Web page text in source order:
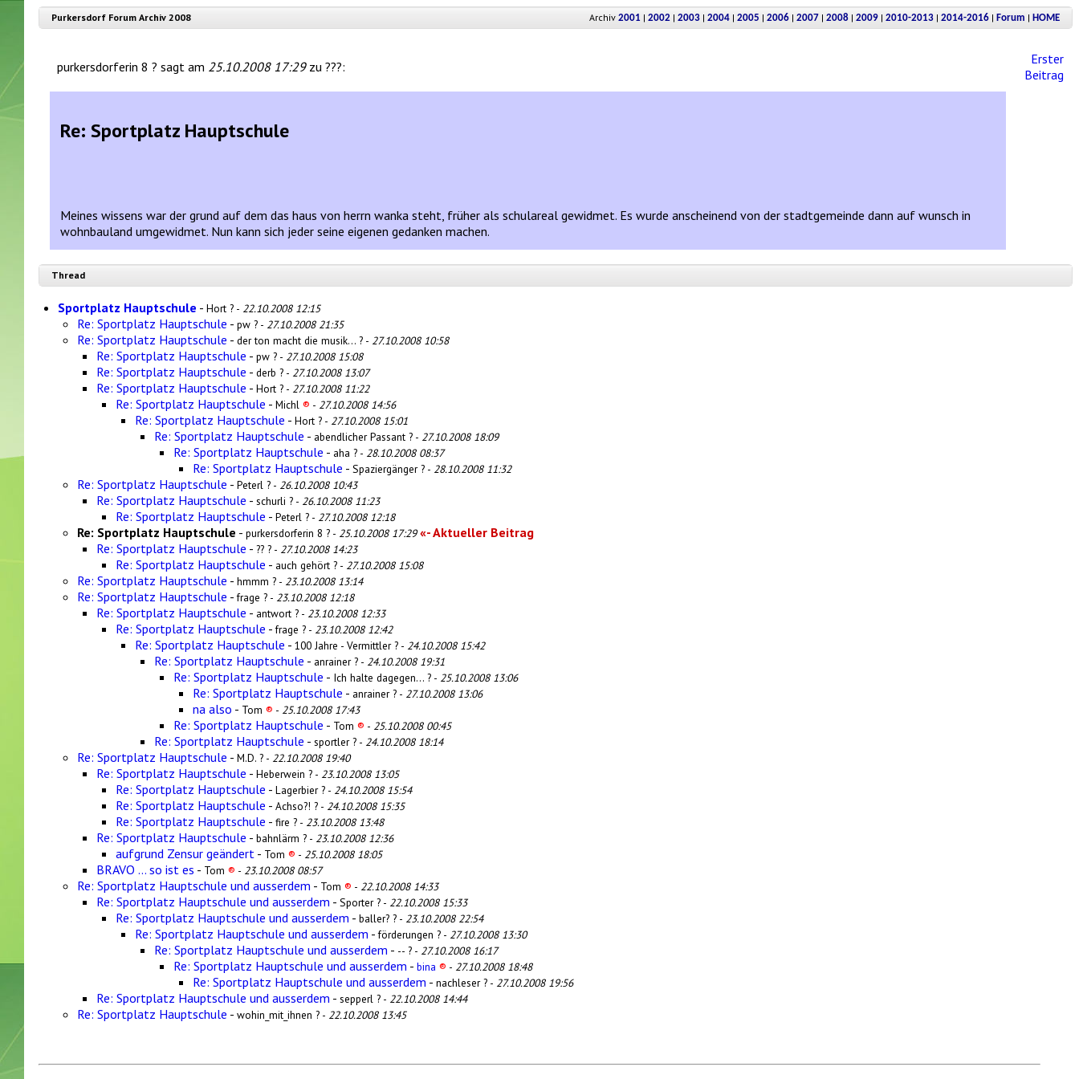
Purkersdorf Forum Archiv 2008 Archiv 2001 | 2002 | 2003 | 2004 | 2005 | 2006 | 2007 | 2008 | 2009 | 2010-2013 | 2014-2016 | Forum | HOME
purkersdorferin 8 ? sagt am 25.10.2008 17:29zu ???:
Erster
Beitrag
Re: Sportplatz Hauptschule
Meines wissens war der grund auf dem das haus von herrn wanka steht, früher als schulareal gewidmet. Es wurde anscheinend von der stadtgemeinde dann auf wunsch in
wohnbauland umgewidmet. Nun kann sich jeder seine eigenen gedanken machen.
Thread
Sportplatz Hauptschule - Hort ? - 22.10.2008 12:15
Re: Sportplatz Hauptschule - pw ? - 27.10.2008 21:35
Re: Sportplatz Hauptschule - der ton macht die musik... ? - 27.10.2008 10:58
Re: Sportplatz Hauptschule - pw ? - 27.10.2008 15:08
Re: Sportplatz Hauptschule - derb ? - 27.10.2008 13:07
Re: Sportplatz Hauptschule - Hort ? - 27.10.2008 11:22
Re: Sportplatz Hauptschule - Michl ® - 27.10.2008 14:56
Re: Sportplatz Hauptschule - Hort ? - 27.10.2008 15:01
Re: Sportplatz Hauptschule - abendlicher Passant ? - 27.10.2008 18:09
Re: Sportplatz Hauptschule - aha ? - 28.10.2008 08:37
Re: Sportplatz Hauptschule - Spaziergänger ? - 28.10.2008 11:32
Re: Sportplatz Hauptschule - Peterl ? - 26.10.2008 10:43
Re: Sportplatz Hauptschule - schurli ? - 26.10.2008 11:23
Re: Sportplatz Hauptschule - Peterl ? - 27.10.2008 12:18
Re: Sportplatz Hauptschule - purkersdorferin 8 ? - 25.10.2008 17:29«- Aktueller Beitrag
Re: Sportplatz Hauptschule - ?? ? - 27.10.2008 14:23
Re: Sportplatz Hauptschule - auch gehört ? - 27.10.2008 15:08
Re: Sportplatz Hauptschule - hmmm ? - 23.10.2008 13:14
Re: Sportplatz Hauptschule -frage ? - 23.10.2008 12:18
Re: Sportplatz Hauptschule - antwort ? - 23.10.2008 12:33
Re: Sportplatz Hauptschule -frage ? - 23.10.2008 12:42
Re: Sportplatz Hauptschule - 100 Jahre - Vermittler ? - 24.10.2008 15:42
Re: Sportplatz Hauptschule - anrainer ? - 24.10.2008 19:31
Re: Sportplatz Hauptschule - Ich halte dagegen... ? - 25.10.2008 13:06
Re: Sportplatz Hauptschule - anrainer ? - 27.10.2008 13:06
na also - Tom ® - 25.10.2008 17:43
Re: Sportplatz Hauptschule - Tom ® - 25.10.2008 00:45
Re: Sportplatz Hauptschule - sportler ? - 24.10.2008 18:14
Re: Sportplatz Hauptschule - M.D. ? - 22.10.2008 19:40
Re: Sportplatz Hauptschule - Heberwein ? - 23.10.2008 13:05
Re: Sportplatz Hauptschule - Lagerbier ? - 24.10.2008 15:54
Re: Sportplatz Hauptschule - Achso?! ? - 24.10.2008 15:35
Re: Sportplatz Hauptschule - fire ? - 23.10.2008 13:48
Re: Sportplatz Hauptschule - bahnlärm ? - 23.10.2008 12:36
aufgrund Zensur geändert - Tom ® - 25.10.2008 18:05
BRAVO ... so ist es - Tom ® - 23.10.2008 08:57
Re: Sportplatz Hauptschule und ausserdem - Tom ® - 22.10.2008 14:33
Re: Sportplatz Hauptschule und ausserdem - Sporter ? - 22.10.2008 15:33
Re: Sportplatz Hauptschule und ausserdem - baller? ? - 23.10.2008 22:54
Re: Sportplatz Hauptschule und ausserdem -förderungen ? - 27.10.2008 13:30
Re: Sportplatz Hauptschule und ausserdem - -- ? - 27.10.2008 16:17
Re: Sportplatz Hauptschule und ausserdem - bina ® - 27.10.2008 18:48
Re: Sportplatz Hauptschule und ausserdem - nachleser ? - 27.10.2008 19:56
Re: Sportplatz Hauptschule und ausserdem - sepperl ? - 22.10.2008 14:44
Re: Sportplatz Hauptschule - wohin_mit_ihnen ? - 22.10.2008 13:45